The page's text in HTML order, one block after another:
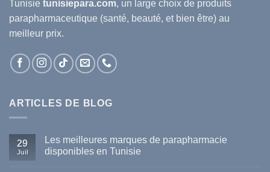
Tunisie tunisiepara.com, un large choix de produits
parapharmaceutique (santé, beauté, et bien être) au
meilleur prix.
ARTICLES DE BLOG
29
Juil
Les meilleures marques de parapharmacie
disponibles en Tunisie